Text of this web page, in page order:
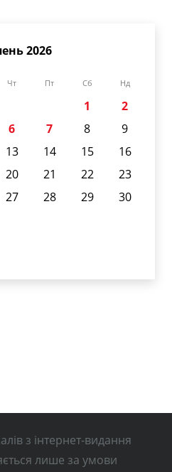
2026
Чт Пт Сб Нд
1
2
6 7 8
9
13 14 15
16
20 21 22
23
27 28 29
30
з інтернет-видання
лише за умови